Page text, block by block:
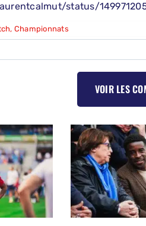
status/
, Championnats
VOIR LES